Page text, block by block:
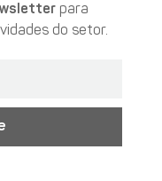
para
do setor.